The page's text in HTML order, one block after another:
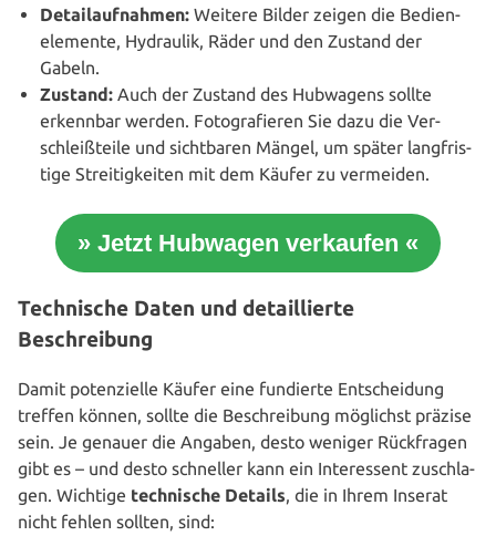
Detail­auf­nah­men: Weitere Bilder zeigen die Bedien­
ele­men­te, Hydraulik, Räder und den Zustand der
Gabeln.
Zustand: Auch der Zustand des Hubwagens sollte
erkennbar werden. Foto­gra­fie­ren Sie dazu die Ver­
schleiß­tei­le und sicht­ba­ren Mängel, um später lang­fris­
ti­ge Strei­tig­kei­ten mit dem Käufer zu vermeiden.
» Jetzt Hubwagen verkaufen «
Technische Daten und detaillierte
Beschreibung
Damit poten­zi­el­le Käufer eine fundierte Ent­schei­dung
treffen können, sollte die Beschrei­bung möglichst präzise
sein. Je genauer die Angaben, desto weniger Rück­fra­gen
gibt es – und desto schneller kann ein Inter­es­sent zuschla­
gen. Wichtige tech­ni­sche Details, die in Ihrem Inserat
nicht fehlen sollten, sind: